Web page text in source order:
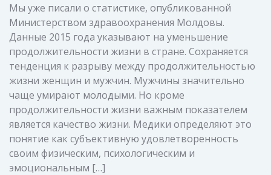
Мы уже писали о статистике, опубликованной
Министерством здравоохранения Молдовы.
Данные 2015 года указывают на уменьшение
продолжительности жизни в стране. Сохраняется
тенденция к разрыву между продолжительностью
жизни женщин и мужчин. Мужчины значительно
чаще умирают молодыми. Но кроме
продолжительности жизни важным показателем
является качество жизни. Медики определяют это
понятие как субъективную удовлетворенность
своим физическим, психологическим и
эмоциональным […]